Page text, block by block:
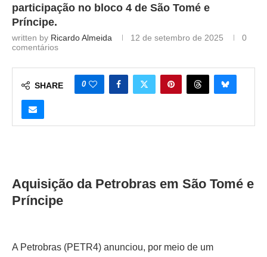
participação no bloco 4 de São Tomé e
Príncipe.
written by Ricardo Almeida 12 de setembro de 2025
0
comentários
SHARE 0
Aquisição da Petrobras em São Tomé e
Príncipe
A Petrobras (PETR4) anunciou, por meio de um